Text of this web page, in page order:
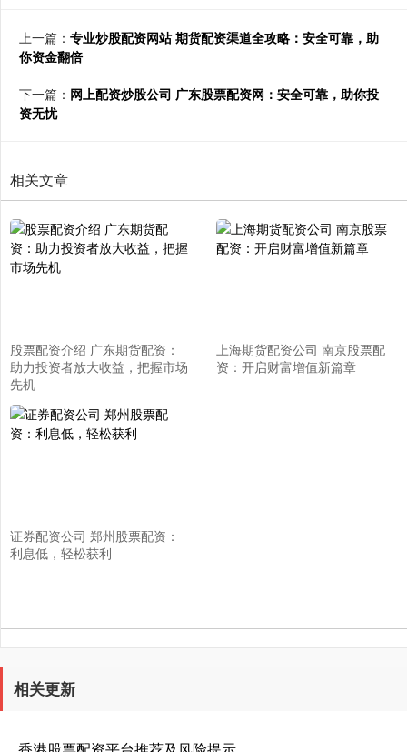
上一篇： 专业炒股配资网站 期货配资渠道全攻略：安全可靠，助
你资金翻倍
下一篇： 网上配资炒股公司 广东股票配资网：安全可靠，助你投
资无忧
相关文章
股票配资介绍 广东期货配资：
助力投资者放大收益，把握市场
先机
上海期货配资公司 南京股票配
资：开启财富增值新篇章
证券配资公司 郑州股票配资：
利息低，轻松获利
相关更新